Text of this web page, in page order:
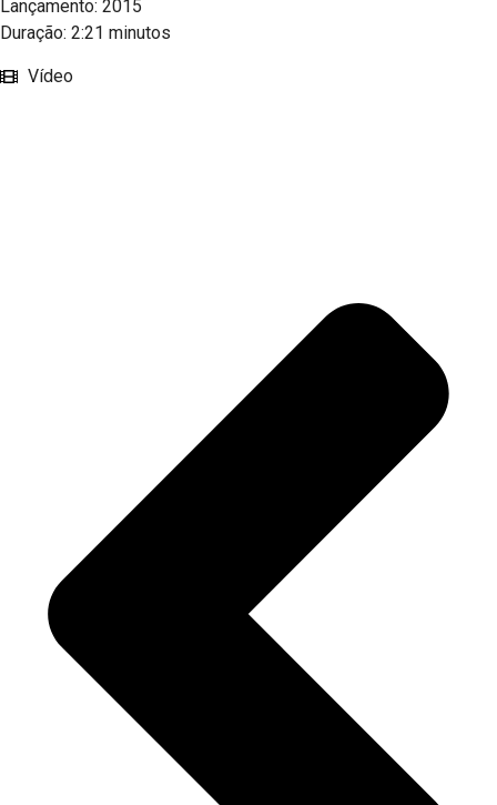
Lançamento: 2015
Duração: 2:21 minutos
Vídeo